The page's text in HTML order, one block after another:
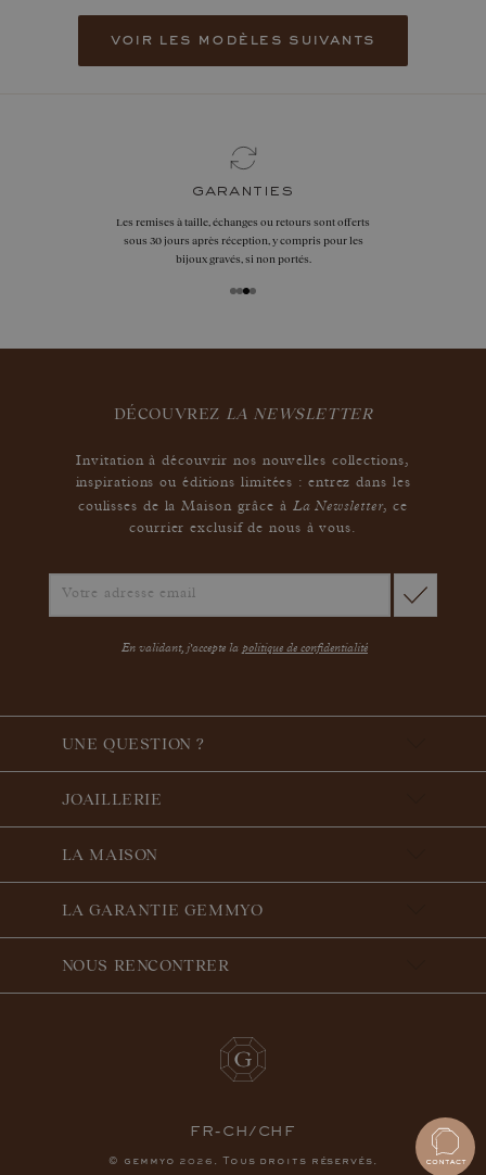
voir les modèles suivants
garanties
Les remises à taille, échanges ou retours sont offerts
sous 30 jours après réception, y compris pour les
bijoux gravés, si non portés.
DÉCOUVREZ LA NEWSLETTER
Invitation à découvrir nos nouvelles collections,
inspirations ou éditions limitées : entrez dans les
coulisses de la Maison grâce à La Newsletter,ce
courrier exclusif de nous à vous.
En validant, j'accepte la politique de confidentialité
UNE QUESTION ?
JOAILLERIE
LA MAISON
LA GARANTIE GEMMYO
NOUS RENCONTRER
FR-CH/CHF
© gemmyo 2026 . Tous droits réservés.